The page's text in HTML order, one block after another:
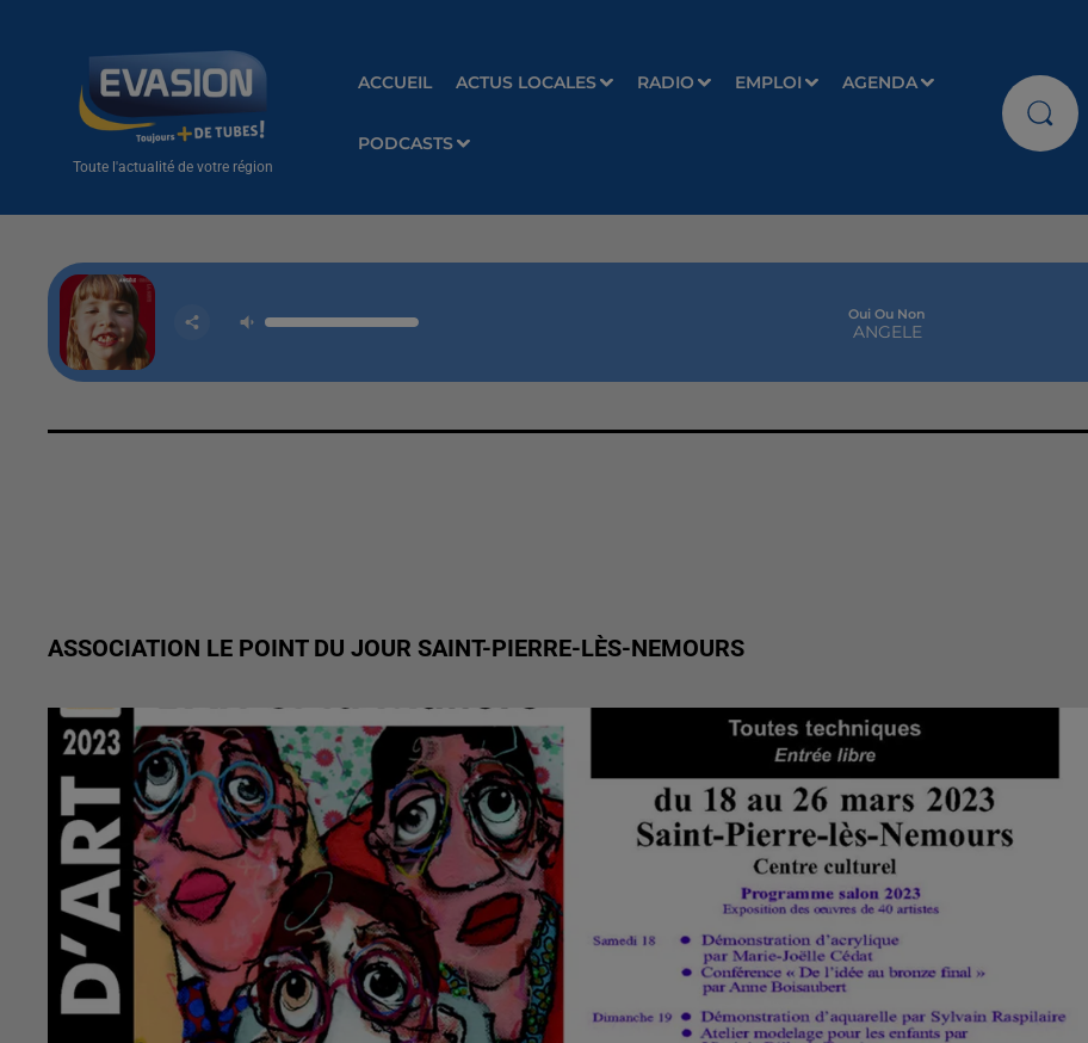
Toute l'actualité de votre région
ACCUEIL ACTUS LOCALES RADIO EMPLOI AGENDA
PODCASTS
Oui Ou Non
ANGELE
ASSOCIATION LE POINT DU JOUR SAINT-PIERRE-LÈS-NEMOURS